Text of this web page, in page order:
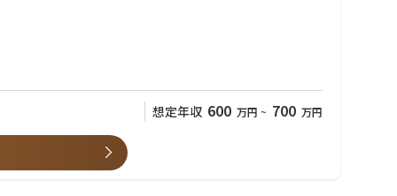
想定年収 600 万円 ~ 700 万円